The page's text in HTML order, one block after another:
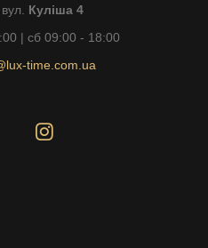
, вул. Куліша 4
| сб 09:00 - 18:00
time.com.ua